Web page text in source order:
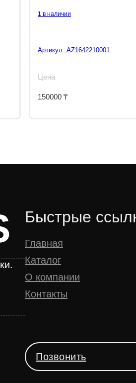
1 в наличии
Артикул: AZ1642210001
Цена
150000 ₸
Быстрые
Главная
Каталог
О компании
Контакты
Позвонить